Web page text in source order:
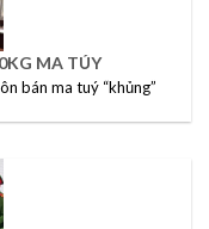
MA TÚY
bán ma tuý “khủng”